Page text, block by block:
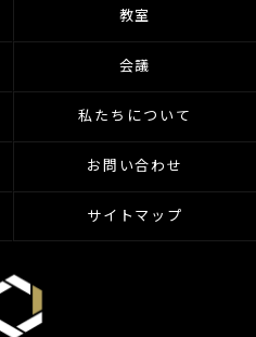
教室
会議
私たちについて
お問い合わせ
サイトマップ